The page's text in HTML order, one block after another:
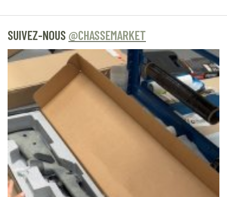
SUIVEZ-NOUS @CHASSEMARKET